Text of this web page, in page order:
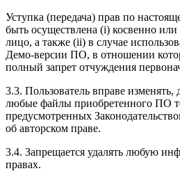
Уступка (передача) прав по
быть осуществлена (i) косвенно или
лицо, а также (ii) в случае
Демо-версии ПО, в отношении
полный запрет отчуждения
3.3. Пользователь вправе изменять,
любые файлы приобретенного ПО
предусмотренных
об авторском праве.
3.4. Запрещается удалять любую
правах.